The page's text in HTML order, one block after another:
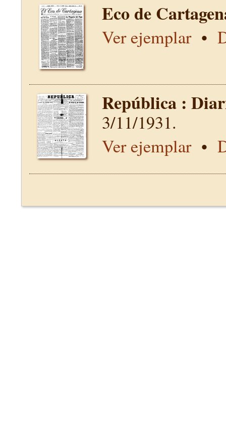
Eco de
Ver ejemplar•
República :
3/11/1931.
Ver ejemplar•